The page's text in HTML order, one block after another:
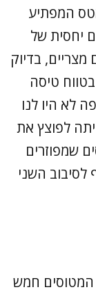
המפתיע
יחסית של
מצריים, בדיוק
טיסה
לא היו לנו
לפוצץ את
שמפוזרים
לסיבוב השני
המטוסים חמש